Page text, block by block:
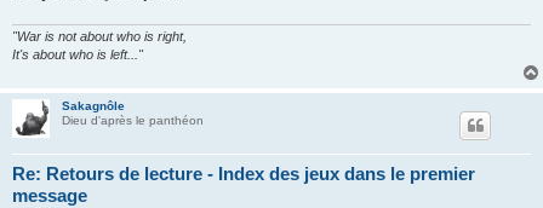
"War is not about who is right,
It's about who is left..."
Sakagnôle
Dieu d'après le panthéon
Re: Retours de lecture - Index des jeux dans le premier
message